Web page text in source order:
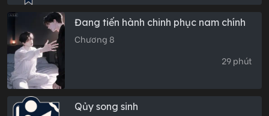
Đang tiến hành chinh phục nam chính
Chương 8
29 phút
Qủy song sinh